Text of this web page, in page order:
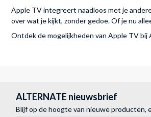
Apple TV integreert naadloos met je
over wat je kijkt, zonder gedoe. Of je nu
Ontdek de mogelijkheden van Apple TV bij
ALTERNATE nieuwsbrief
Blijf op de hoogte van nieuwe producten,